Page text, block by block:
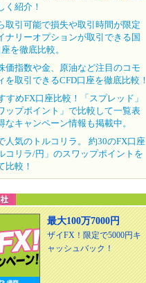
く紹介！
取引可能で損失や取引時間が限定
ナリーオプションが取引できる国
を徹底比較。
価指数や金、原油など注目のコモ
を取引できるCFD口座を徹底比較！
すめFX口座比較！「スプレッド」
ップポイント」で比較して一覧表
なキャンペーン情報も掲載中。
人気のトルコリラ。 約30のFX口座
コリラ/円」のスワップポイントを
比較！
最大100万7000円
ザイFX！限定で5000円キ
ャッシュバック！